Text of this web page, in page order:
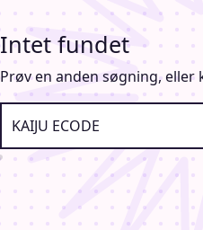
Intet fundet
Prøv en anden søgning, eller